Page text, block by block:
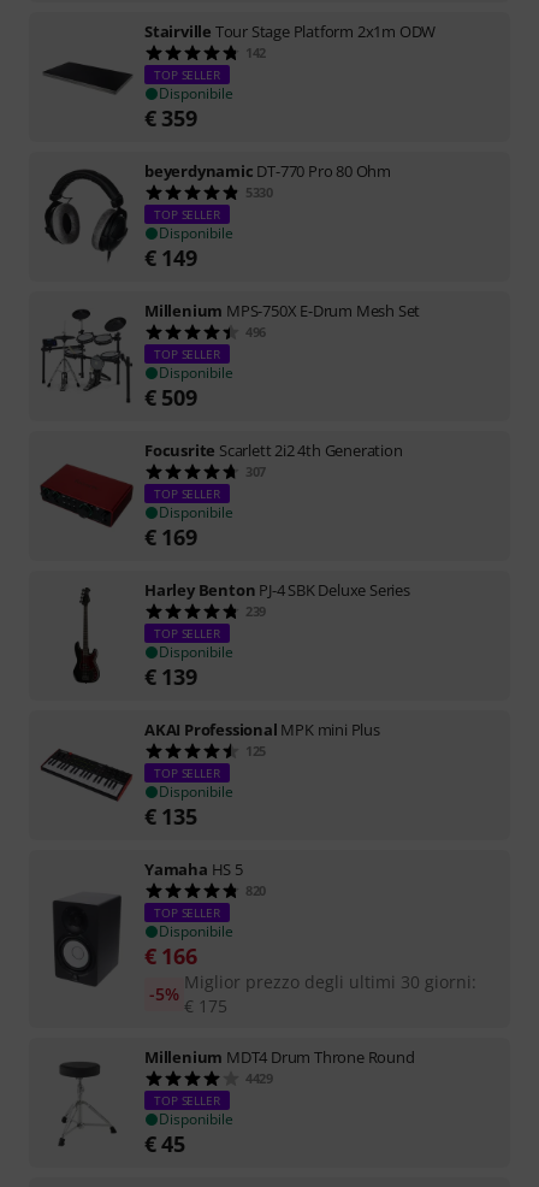
Stairville Tour Stage Platform 2x1m ODW
142
TOP SELLER
Disponibile
€ 359
beyerdynamic DT-770 Pro 80 Ohm
5330
TOP SELLER
Disponibile
€ 149
Millenium MPS-750X E-Drum Mesh Set
496
TOP SELLER
Disponibile
€ 509
Focusrite Scarlett 2i2 4th Generation
307
TOP SELLER
Disponibile
€ 169
Harley Benton PJ-4 SBK Deluxe Series
239
TOP SELLER
Disponibile
€ 139
AKAI Professional MPK mini Plus
125
TOP SELLER
Disponibile
€ 135
Yamaha HS 5
820
TOP SELLER
Disponibile
€ 166
Miglior prezzo degli ultimi 30 giorni:
€ 175
-5%
Millenium MDT4 Drum Throne Round
4429
TOP SELLER
Disponibile
€45